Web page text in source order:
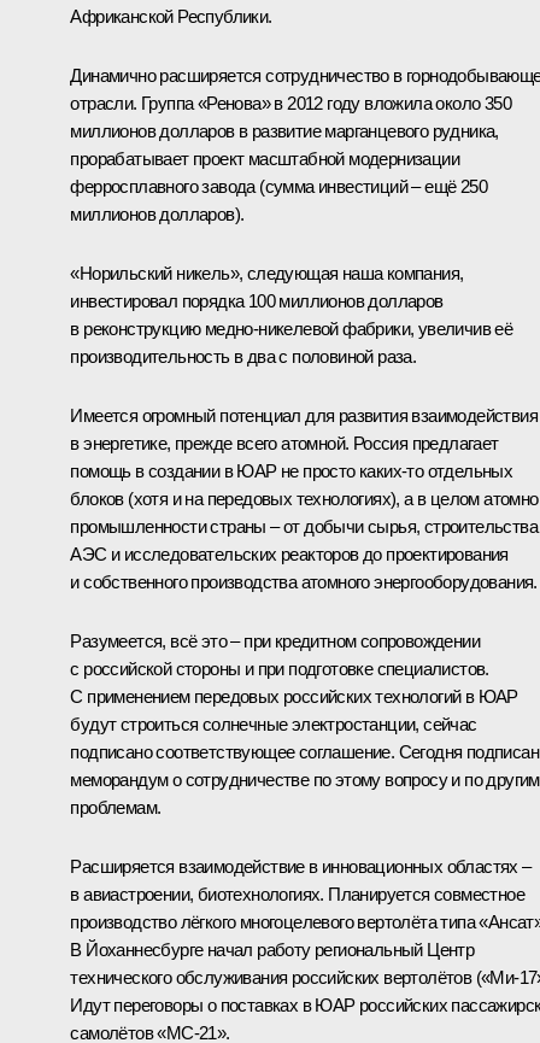
Африканской Республики.
Динамично расширяется сотрудничество в
отрасли. Группа «Ренова» в 2012 году вложила около 350
миллионов долларов в развитие марганцевого рудника,
прорабатывает проект масштабной модернизации
ферросплавного завода (сумма инвестиций – ещё 250
миллионов долларов).
«Норильский никель», следующая наша компания,
инвестировал порядка 100 миллионов долларов
в реконструкцию медно-никелевой фабрики, увеличив её
производительность в два с половиной раза.
Имеется огромный потенциал для развития взаимодействия
в энергетике, прежде всего атомной. Россия предлагает
помощь в создании в ЮАР не просто каких‑то отдельных
блоков (хотя и на передовых технологиях), а в целом
промышленности страны – от добычи сырья, строительства
АЭС и исследовательских реакторов до проектирования
и собственного производства атомного энергооборудования.
Разумеется, всё это – при кредитном сопровождении
с российской стороны и при подготовке специалистов.
С применением передовых российских технологий в ЮАР
будут строиться солнечные электростанции, сейчас
подписано соответствующее соглашение. Сегодня подписан
меморандум о сотрудничестве по этому вопросу и по другим
проблемам.
Расширяется взаимодействие в инновационных областях –
в авиастроении, биотехнологиях. Планируется совместное
производство лёгкого многоцелевого вертолёта типа
В Йоханнесбурге начал работу региональный Центр
технического обслуживания российских вертолётов («Ми-
Идут переговоры о поставках в ЮАР российских
самолётов «МС-21».